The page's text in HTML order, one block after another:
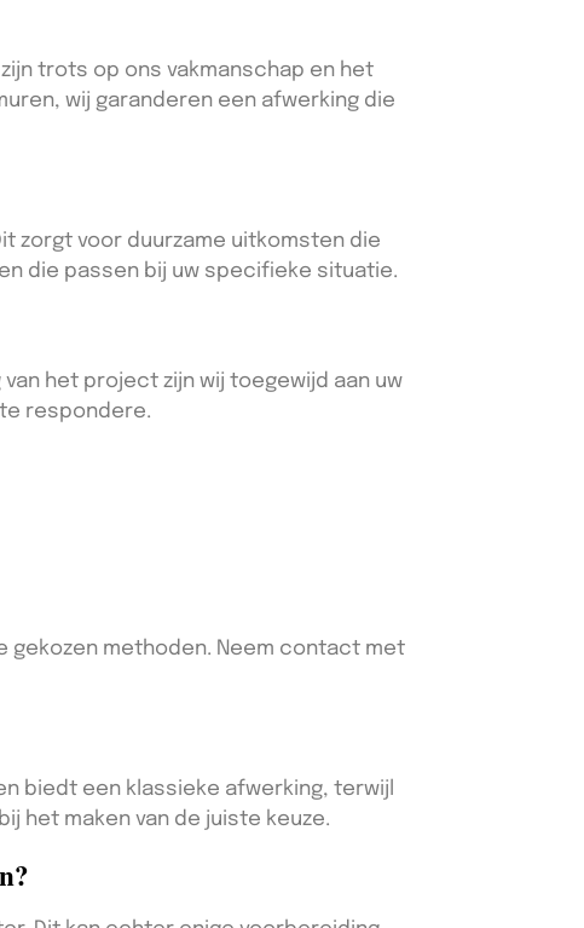
trots op ons vakmanschap en het
wij garanderen een afwerking die
zorgt voor duurzame uitkomsten die
die passen bij uw specifieke situatie.
het project zijn wij toegewijd aan uw
respondere.
gekozen methoden. Neem contact met
biedt een klassieke afwerking, terwijl
het maken van de juiste keuze.